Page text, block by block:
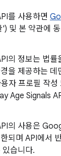
를 사용하면
및 본 약관에
의 정보는 법률
을 제공하는 데
자 프로필 작
Age Signals
의 사용은
되며 API에서
있습니다.